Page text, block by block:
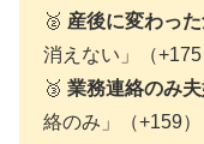
🥈 産後に変わっ
消えない」（+175
🥉 業務連絡のみ
絡のみ」（+159）